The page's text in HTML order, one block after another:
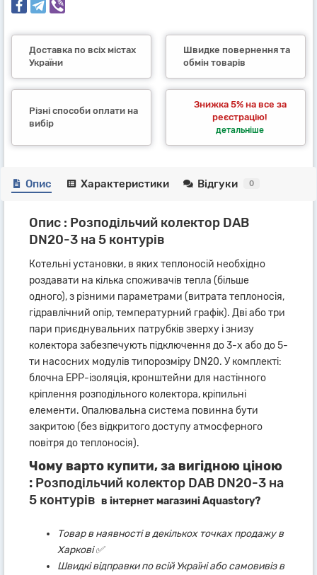
Доставка по всіх містах
України
Швидке повернення та
обмін товарів
Різні способи оплати на
вибір
Знижка 5% на все за
реєстрацію!
детальніше
Опис Характеристики Відгуки 0
Опис : Розподільчий колектор DAB
DN20-3 на 5 контурів
Котельні установки, в яких теплоносій необхідно
роздавати на кілька споживачів тепла (більше
одного), з різними параметрами (витрата теплоносія,
гідравлічний опір, температурний графік). Дві або три
пари приєднувальних патрубків зверху і знизу
колектора забезпечують підключення до 3-х або до 5-
ти насосних модулів типорозміру DN20. У комплекті:
блочна ЕРР-ізоляція, кронштейни для настінного
кріплення розподільного колектора, кріпильні
елементи. Опалювальна система повинна бути
закритою (без відкритого доступу атмосферного
повітря до теплоносія).
Чому варто купити, за вигідною ціною
: Розподільчий колектор DAB DN20-3 на
5 контурів в інтернет магазині Aquastory?
Товар в наявності в декількох точках продажу в
Харкові ✅
Швидкі відправки по всій Україні або самовивіз в